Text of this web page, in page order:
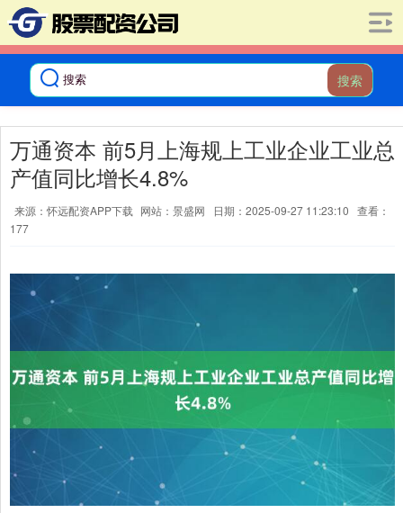
搜索
万通资本 前5月上海规上工业企业工业总
产值同比增长4.8%
来源：怀远配资APP下载 网站：景盛网 日期：2025-09-27 11:23:10 查看：
177